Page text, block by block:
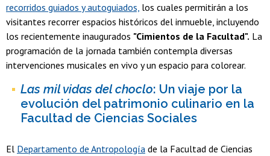
recorridos guiados y autoguiados, los cuales permitirán a los
visitantes recorrer espacios históricos del inmueble, incluyendo
los recientemente inaugurados "Cimientos de la Facultad". La
programación de la jornada también contempla diversas
intervenciones musicales en vivo y un espacio para colorear.
Las mil vidas del choclo: Un viaje por la
evolución del patrimonio culinario en la
Facultad de Ciencias Sociales
El Departamento de Antropología de la Facultad de Ciencias